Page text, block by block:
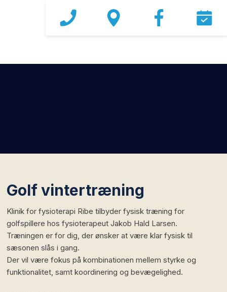
Golf vintertræning
Klinik for fysioterapi Ribe tilbyder fysisk træning for
golfspillere hos fysioterapeut Jakob Hald Larsen.
Træningen er for dig, der ønsker at være klar fysisk til
sæsonen slås i gang.
Der vil være fokus på kombinationen mellem styrke og
funktionalitet, samt koordinering og bevægelighed.